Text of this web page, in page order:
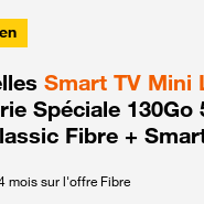
Smart TV Mini
Spéciale 130Go
Fibre +
mois sur l'offre Fibre